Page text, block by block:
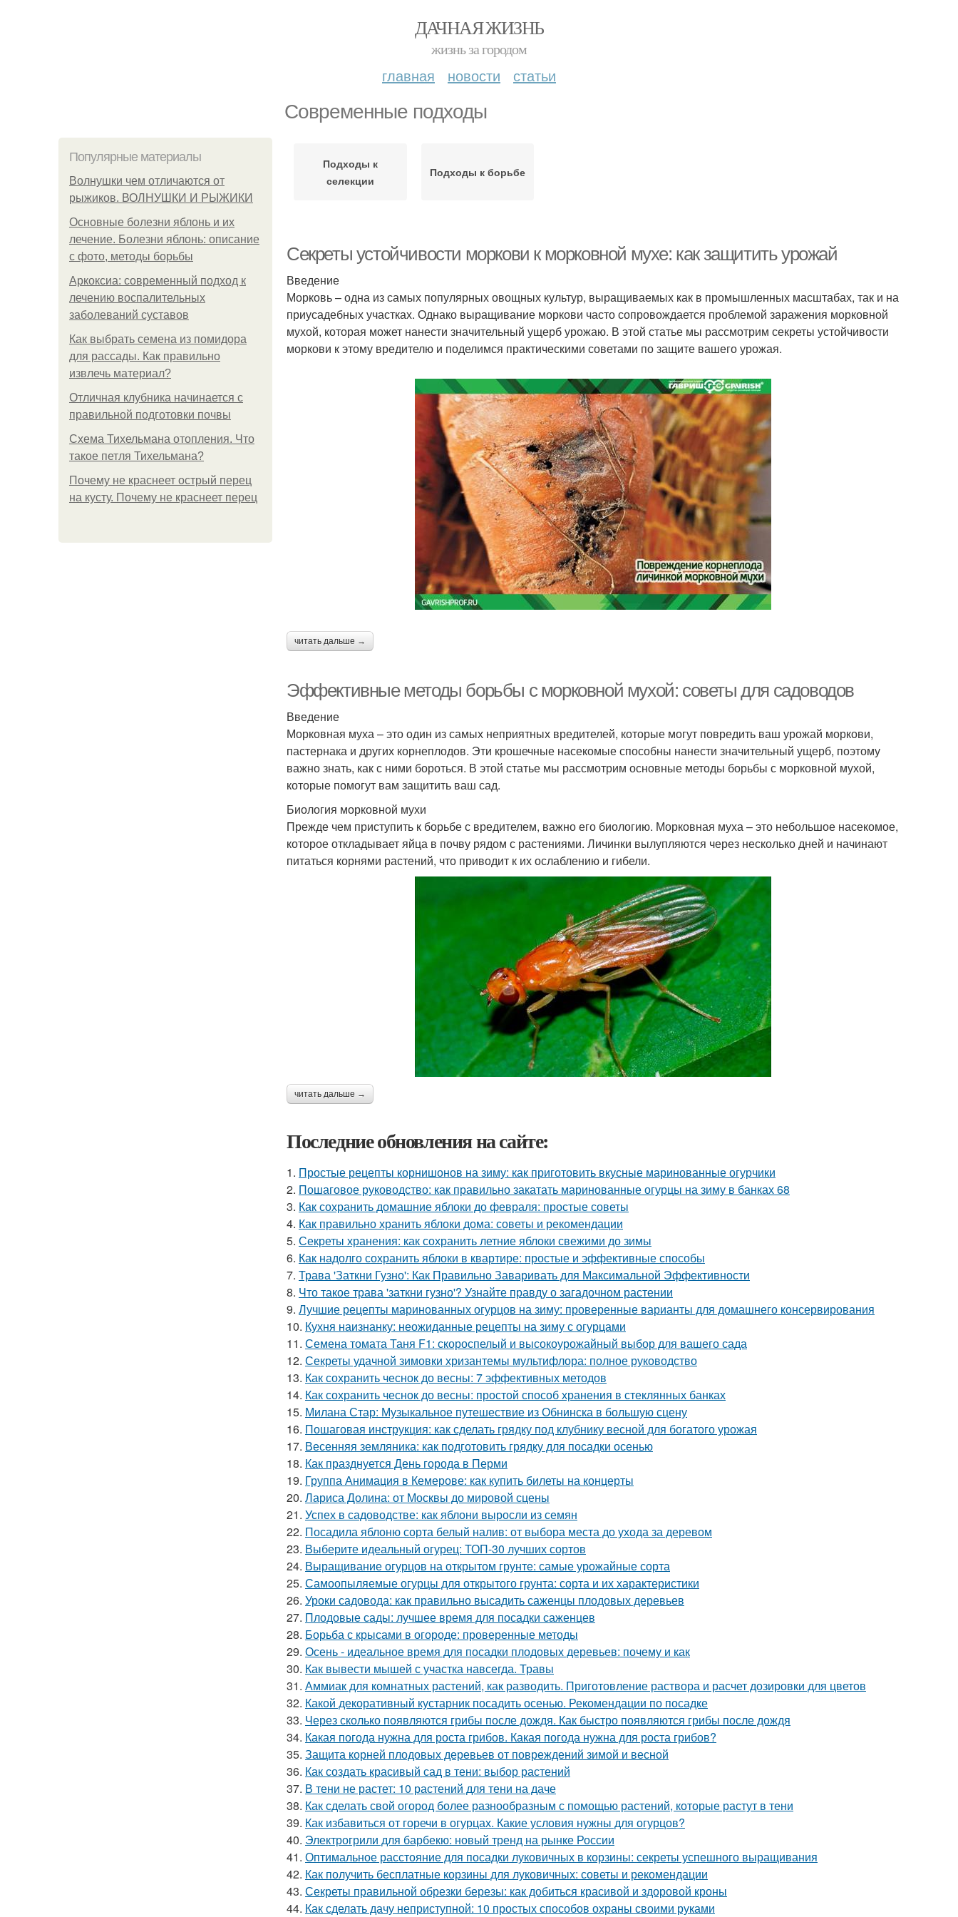
ДАЧНАЯ ЖИЗНЬ
жизнь за городом
главная новости статьи
Современные подходы
Популярные материалы
Волнушки чем отличаются от
рыжиков. ВОЛНУШКИ И РЫЖИКИ
Основные болезни яблонь и их
лечение. Болезни яблонь: описание
с фото, методы борьбы
Аркоксиа: современный подход к
лечению воспалительных
заболеваний суставов
Как выбрать семена из помидора
для рассады. Как правильно
извлечь материал?
Отличная клубника начинается с
правильной подготовки почвы
Схема Тихельмана отопления. Что
такое петля Тихельмана?
Почему не краснеет острый перец
на кусту. Почему не краснеет перец
Подходы к
селекции
Подходы к борьбе
Секреты устойчивости моркови к морковной мухе: как защитить урожай
Введение
Морковь – одна из самых популярных овощных культур, выращиваемых как в промышленных масштабах, так и на
приусадебных участках. Однако выращивание моркови часто сопровождается проблемой заражения морковной
мухой, которая может нанести значительный ущерб урожаю. В этой статье мы рассмотрим секреты устойчивости
моркови к этому вредителю и поделимся практическими советами по защите вашего урожая.
читать дальше →
Эффективные методы борьбы с морковной мухой: советы для садоводов
Введение
Морковная муха – это один из самых неприятных вредителей, которые могут повредить ваш урожай моркови,
пастернака и других корнеплодов. Эти крошечные насекомые способны нанести значительный ущерб, поэтому
важно знать, как с ними бороться. В этой статье мы рассмотрим основные методы борьбы с морковной мухой,
которые помогут вам защитить ваш сад.
Биология морковной мухи
Прежде чем приступить к борьбе с вредителем, важно его биологию. Морковная муха – это небольшое насекомое,
которое откладывает яйца в почву рядом с растениями. Личинки вылупляются через несколько дней и начинают
питаться корнями растений, что приводит к их ослаблению и гибели.
читать дальше →
Последние обновления на сайте:
1. Простые рецепты корнишонов на зиму: как приготовить вкусные маринованные огурчики
2. Пошаговое руководство: как правильно закатать маринованные огурцы на зиму в банках 68
3. Как сохранить домашние яблоки до февраля: простые советы
4. Как правильно хранить яблоки дома: советы и рекомендации
5. Секреты хранения: как сохранить летние яблоки свежими до зимы
6. Как надолго сохранить яблоки в квартире: простые и эффективные способы
7. Трава 'Заткни Гузно': Как Правильно Заваривать для Максимальной Эффективности
8. Что такое трава 'заткни гузно'? Узнайте правду о загадочном растении
9. Лучшие рецепты маринованных огурцов на зиму: проверенные варианты для домашнего консервирования
10. Кухня наизнанку: неожиданные рецепты на зиму с огурцами
11. Семена томата Таня F1: скороспелый и высокоурожайный выбор для вашего сада
12. Секреты удачной зимовки хризантемы мультифлора: полное руководство
13. Как сохранить чеснок до весны: 7 эффективных методов
14. Как сохранить чеснок до весны: простой способ хранения в стеклянных банках
15. Милана Стар: Музыкальное путешествие из Обнинска в большую сцену
16. Пошаговая инструкция: как сделать грядку под клубнику весной для богатого урожая
17. Весенняя земляника: как подготовить грядку для посадки осенью
18. Как празднуется День города в Перми
19. Группа Анимация в Кемерове: как купить билеты на концерты
20. Лариса Долина: от Москвы до мировой сцены
21. Успех в садоводстве: как яблони выросли из семян
22. Посадила яблоню сорта белый налив: от выбора места до ухода за деревом
23. Выберите идеальный огурец: ТОП-30 лучших сортов
24. Выращивание огурцов на открытом грунте: самые урожайные сорта
25. Самоопыляемые огурцы для открытого грунта: сорта и их характеристики
26. Уроки садовода: как правильно высадить саженцы плодовых деревьев
27. Плодовые сады: лучшее время для посадки саженцев
28. Борьба с крысами в огороде: проверенные методы
29. Осень - идеальное время для посадки плодовых деревьев: почему и как
30. Как вывести мышей с участка навсегда. Травы
31. Аммиак для комнатных растений, как разводить. Приготовление раствора и расчет дозировки для цветов
32. Какой декоративный кустарник посадить осенью. Рекомендации по посадке
33. Через сколько появляются грибы после дождя. Как быстро появляются грибы после дождя
34. Какая погода нужна для роста грибов. Какая погода нужна для роста грибов?
35. Защита корней плодовых деревьев от повреждений зимой и весной
36. Как создать красивый сад в тени: выбор растений
37. В тени не растет: 10 растений для тени на даче
38. Как сделать свой огород более разнообразным с помощью растений, которые растут в тени
39. Как избавиться от горечи в огурцах. Какие условия нужны для огурцов?
40. Электрогрили для барбекю: новый тренд на рынке России
41. Оптимальное расстояние для посадки луковичных в корзины: секреты успешного выращивания
42. Как получить бесплатные корзины для луковичных: советы и рекомендации
43. Секреты правильной обрезки березы: как добиться красивой и здоровой кроны
44. Как сделать дачу неприступной: 10 простых способов охраны своими руками